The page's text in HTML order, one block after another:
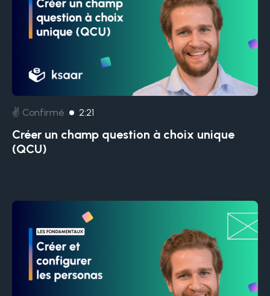
✌️ Confirmé 2:21
Créer un champ question à choix unique
(QCU)